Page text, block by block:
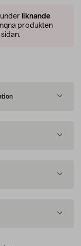
liknande
produkten